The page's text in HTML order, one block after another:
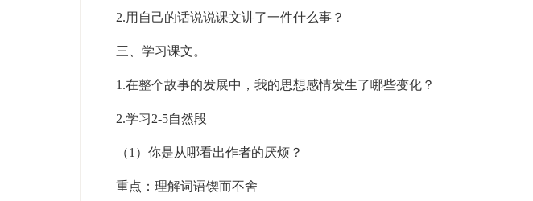
2.用自己的话说说课文讲了一件什么事？
三、学习课文。
1.在整个故事的发展中，我的思想感情发生了哪些变化？
2.学习2-5自然段
（1）你是从哪看出作者的厌烦？
重点：理解词语锲而不舍